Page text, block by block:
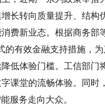
长转向质量提升、结构
新业态。根据商务部
的有效金融支持措施，
体验门槛。工信部门
课堂的流畅体验。同时
服务走向大众。